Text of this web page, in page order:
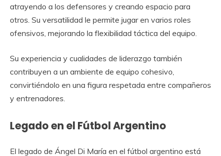
atrayendo a los defensores y creando espacio para
otros. Su versatilidad le permite jugar en varios roles
ofensivos, mejorando la flexibilidad táctica del equipo.
Su experiencia y cualidades de liderazgo también
contribuyen a un ambiente de equipo cohesivo,
convirtiéndolo en una figura respetada entre compañeros
y entrenadores.
Legado en el Fútbol Argentino
El legado de Ángel Di María en el fútbol argentino está